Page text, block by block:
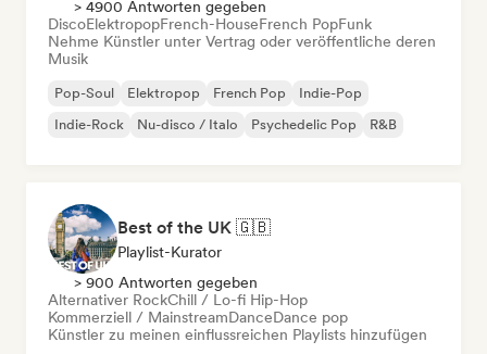
> 4900 Antworten gegeben
DiscoElektropopFrench-HouseFrench PopFunk
Nehme Künstler unter Vertrag oder veröffentliche deren
Musik
Pop-Soul Elektropop French Pop
Indie-Pop
Indie-Rock
Nu-disco / Italo Psychedelic Pop R&B
Best of the UK 🇬🇧
Playlist-Kurator
> 900 Antworten gegeben
Alternativer RockChill / Lo-fi Hip-Hop
Kommerziell / MainstreamDanceDance pop
Künstler zu meinen einflussreichen Playlists hinzufügen